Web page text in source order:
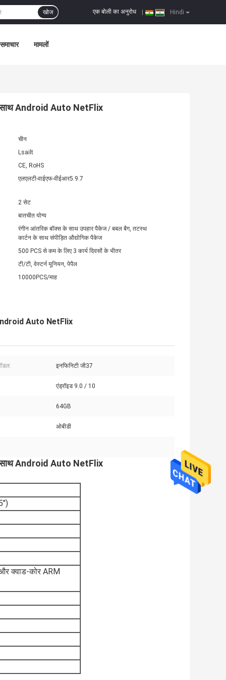
Hindi
एक बोली का अनुरोध
खोज
समाचार मामलों
Android Auto NetFlix
चीन
Lsailt
CE, RoHS
एलएलटी-वाईएफ-वीईआर5.9.7
2 सेट
बातचीत योग्य
रंगीन आंतरिक बॉक्स के साथ उपहार पैकेज / बबल बैग, तटस्थ
कार्टन के साथ संपीड़ित औद्योगिक पैकेज
500 PCS से कम के लिए 3 कार्य दिवसों के भीतर
टी/टी, वेस्टर्न यूनियन, पेपैल
10000PCS/माह
Auto NetFlix
इनफिनिटी जी37
एंड्रॉइड 9.0 / 10
64GB
ओबीडी
Android Auto NetFlix
क्वाड-कोर ARM